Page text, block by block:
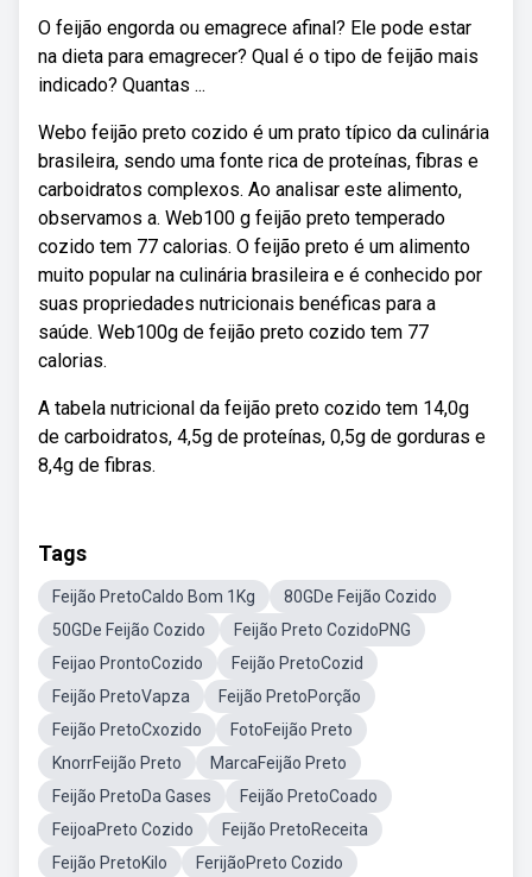
O feijão engorda ou emagrece afinal? Ele pode estar
na dieta para emagrecer? Qual é o tipo de feijão mais
indicado? Quantas ...
Webo feijão preto cozido é um prato típico da culinária
brasileira, sendo uma fonte rica de proteínas, fibras e
carboidratos complexos. Ao analisar este alimento,
observamos a. Web100 g feijão preto temperado
cozido tem 77 calorias. O feijão preto é um alimento
muito popular na culinária brasileira e é conhecido por
suas propriedades nutricionais benéficas para a
saúde. Web100g de feijão preto cozido tem 77
calorias.
A tabela nutricional da feijão preto cozido tem 14,0g
de carboidratos, 4,5g de proteínas, 0,5g de gorduras e
8,4g de fibras.
Tags
Feijão PretoCaldo Bom 1Kg
80GDe Feijão Cozido
50GDe Feijão Cozido
Feijão Preto CozidoPNG
Feijao ProntoCozido
Feijão PretoCozid
Feijão PretoVapza
Feijão PretoPorção
Feijão PretoCxozido
FotoFeijão Preto
KnorrFeijão Preto
MarcaFeijão Preto
Feijão PretoDa Gases
Feijão PretoCoado
FeijoaPreto Cozido
Feijão PretoReceita
Feijão PretoKilo
FerijãoPreto Cozido